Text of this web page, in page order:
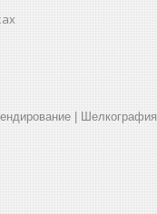
| Шелкография